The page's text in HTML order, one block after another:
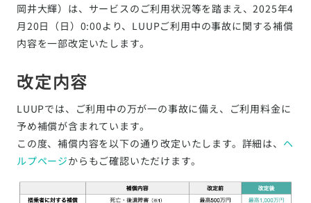
岡井大輝）は、サービスのご利用状況等を踏まえ、2025年4
月20日（日）0:00より、LUUPご利用中の事故に関する補償
内容を一部改定いたします。
改定内容
LUUPでは、ご利用中の万が一の事故に備え、ご利用料金に
予め補償が含まれています。
この度、補償内容を以下の通り改定いたします。詳細は、 ヘ
ルプページからもご確認いただけます。